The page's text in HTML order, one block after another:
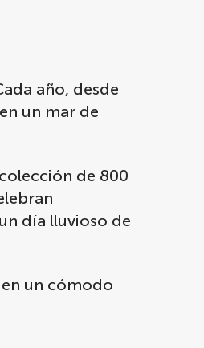
año, desde
un mar de
de 800
día lluvioso de
un cómodo